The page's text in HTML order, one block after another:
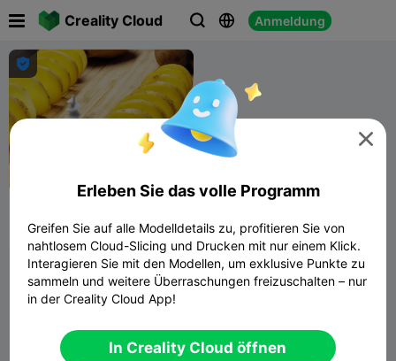
Creality Cloud   Anmeldung

Ervin Alia  2.8K 1.1K

Erleben Sie das volle Programm
Greifen Sie auf alle Modelldetails zu, profitieren Sie von
nahtlosem Cloud-Slicing und Drucken mit nur einem Klick.
Interagieren Sie mit den Modellen, um exklusive Punkte zu
sammeln und weitere Überraschungen freizuschalten – nur
in der Creality Cloud App!
In Creality Cloud öffnen